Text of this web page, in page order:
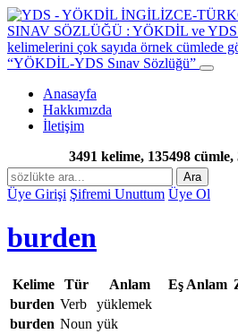
“YÖKDİL-YDS Sınav Sözlüğü”
Anasayfa
Hakkımızda
İletişim
3491 kelime, 135498
Ara
Üye Girişi Şifremi Unuttum Üye Ol
burden
Kelime Tür Anlam Eş Anlam
burden Verb
yüklemek
burden Noun yük